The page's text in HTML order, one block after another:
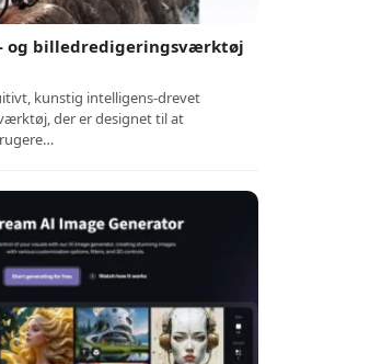
og billedredigeringsværktøj
kunstig intelligens-drevet
der er designet til at